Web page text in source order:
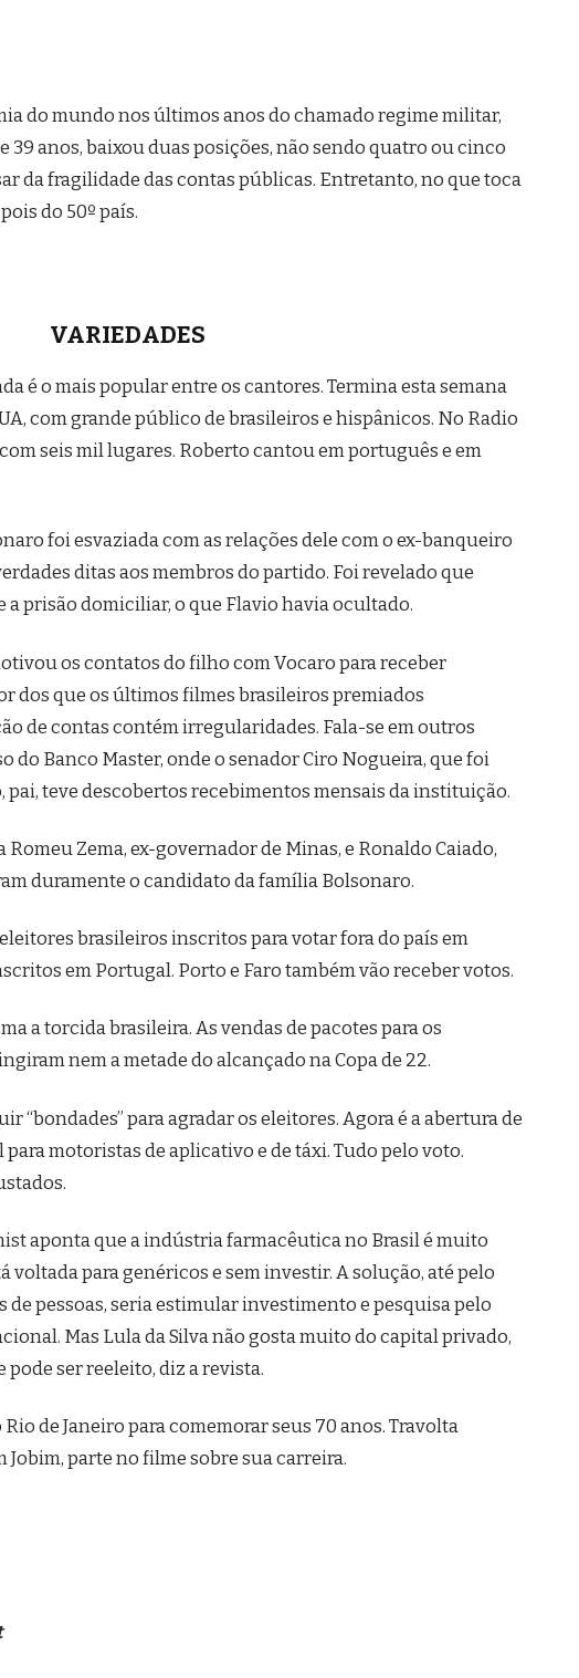
do mundo nos últimos anos do chamado regime militar,
39 anos, baixou duas posições, não sendo quatro ou cinco
da fragilidade das contas públicas. Entretanto, no que toca
do 50º país.
VARIEDADES
é o mais popular entre os cantores. Termina esta semana
com grande público de brasileiros e hispânicos. No Radio
seis mil lugares. Roberto cantou em português e em
foi esvaziada com as relações dele com o ex-banqueiro
ditas aos membros do partido. Foi revelado que
prisão domiciliar, o que Flavio havia ocultado.
os contatos do filho com Vocaro para receber
dos que os últimos filmes brasileiros premiados
de contas contém irregularidades. Fala-se em outros
do Banco Master, onde o senador Ciro Nogueira, que foi
pai, teve descobertos recebimentos mensais da instituição.
Zema, ex-governador de Minas, e Ronaldo Caiado,
duramente o candidato da família Bolsonaro.
brasileiros inscritos para votar fora do país em
em Portugal. Porto e Faro também vão receber votos.
a torcida brasileira. As vendas de pacotes para os
nem a metade do alcançado na Copa de 22.
“bondades” para agradar os eleitores. Agora é a abertura de
motoristas de aplicativo e de táxi. Tudo pelo voto.
aponta que a indústria farmacêutica no Brasil é muito
voltada para genéricos e sem investir. A solução, até pelo
de pessoas, seria estimular investimento e pesquisa pelo
Mas Lula da Silva não gosta muito do capital privado,
ser reeleito, diz a revista.
Rio de Janeiro para comemorar seus 70 anos. Travolta
Jobim, parte no filme sobre sua carreira.